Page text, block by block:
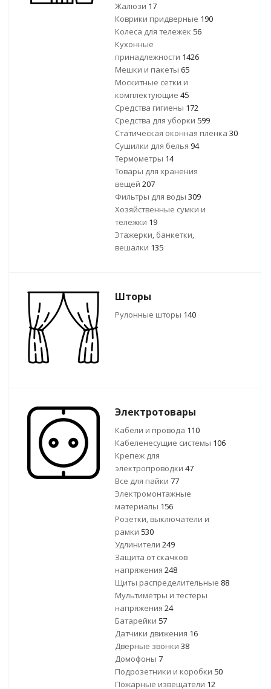
Жалюзи 17
Коврики придверные 190
Колеса для тележек 56
Кухонные
принадлежности 1426
Мешки и пакеты 65
Москитные сетки и
комплектующие 45
Средства гигиены 172
Средства для уборки 599
Статическая оконная пленка 30
Сушилки для белья 94
Термометры 14
Товары для хранения
вещей 207
Фильтры для воды 309
Хозяйственные сумки и
тележки 19
Этажерки, банкетки,
вешалки 135
Шторы
Рулонные шторы 140
Электротовары
Кабели и провода 110
Кабеленесущие системы 106
Крепеж для
электропроводки 47
Все для пайки 77
Электромонтажные
материалы 156
Розетки, выключатели и
рамки 530
Удлинители 249
Защита от скачков
напряжения 248
Щиты распределительные 88
Мультиметры и тестеры
напряжения 24
Батарейки 57
Датчики движения 16
Дверные звонки 38
Домофоны 7
Подрозетники и коробки 50
Пожарные извещатели 12